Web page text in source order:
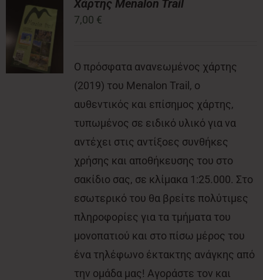
Νέα
Επικοινωνία
Χάρτης Menalon Trail
7,00 €
Ο πρόσφατα ανανεωμένος χάρτης
(2019) του Menalon Trail, ο
αυθεντικός και επίσημος χάρτης,
τυπωμένος σε ειδικό υλικό για να
αντέχει στις αντίξοες συνθήκες
χρήσης και αποθήκευσης του στο
σακίδιο σας, σε κλίμακα 1:25.000. Στο
εσωτερικό του θα βρείτε πολύτιμες
πληροφορίες για τα τμήματα του
μονοπατιού και στο πίσω μέρος του
ένα τηλέφωνο έκτακτης ανάγκης από
την ομάδα μας! Αγοράστε τον και